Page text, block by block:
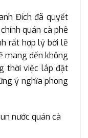
Đích đã quyết
quán cà phê
rất hợp lý bởi lẽ
mang đến không
thời việc lắp đặt
ý nghĩa phong